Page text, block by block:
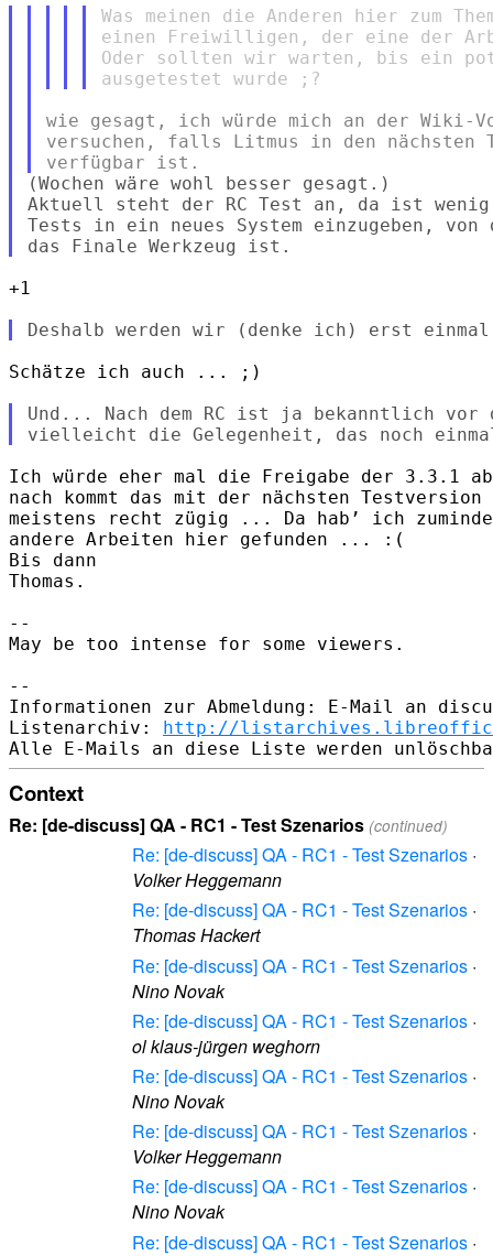
Was meinen die Anderen hier zum
einen Freiwilligen, der eine der
Oder sollten wir warten, bis ein
wie gesagt, ich würde mich an der Wiki-
versuchen, falls Litmus in den nächsten
(Wochen wäre wohl besser gesagt.)
Aktuell steht der RC Test an, da ist wenig
Tests in ein neues System einzugeben, von
+1
Schätze ich auch ... ;)
Und... Nach dem RC ist ja bekanntlich vor
Ich würde eher mal die Freigabe der 3.3.1
nach kommt das mit der nächsten Testversion
meistens recht zügig ... Da hab’ ich
andere Arbeiten hier gefunden ... :(
Bis dann
Thomas.
--
May be too intense for some viewers.
--
Informationen zur Abmeldung: E-Mail an
Listenarchiv: http://
Context
Re: [de-discuss] QA - RC1 - Test Szenarios (continued)
Re: [de-discuss] QA - RC1 - Test Szenarios ·
Volker Heggemann
Re: [de-discuss] QA - RC1 - Test Szenarios ·
Thomas Hackert
Re: [de-discuss] QA - RC1 - Test Szenarios ·
Nino Novak
Re: [de-discuss] QA - RC1 - Test Szenarios ·
ol klaus-jürgen weghorn
Re: [de-discuss] QA - RC1 - Test Szenarios ·
Nino Novak
Re: [de-discuss] QA - RC1 - Test Szenarios ·
Volker Heggemann
Re: [de-discuss] QA - RC1 - Test Szenarios ·
Nino Novak
Re: [de-discuss] QA - RC1 - Test Szenarios ·